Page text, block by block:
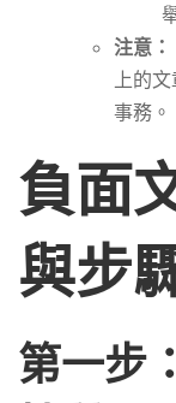
注意：
上的
事務。
負面
與步
第一步